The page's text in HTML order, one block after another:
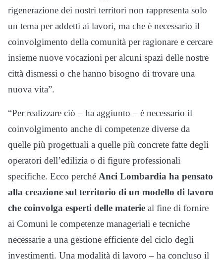
rigenerazione dei nostri territori non rappresenta solo
un tema per addetti ai lavori, ma che è necessario il
coinvolgimento della comunità per ragionare e cercare
insieme nuove vocazioni per alcuni spazi delle nostre
città dismessi o che hanno bisogno di trovare una
nuova vita”.
“Per realizzare ciò – ha aggiunto – è necessario il
coinvolgimento anche di competenze diverse da
quelle più progettuali a quelle più concrete fatte degli
operatori dell’edilizia o di figure professionali
specifiche. Ecco perché Anci Lombardia ha pensato
alla creazione sul territorio di un modello di lavoro
che coinvolga esperti delle materie al fine di fornire
ai Comuni le competenze manageriali e tecniche
necessarie a una gestione efficiente del ciclo degli
investimenti. Una modalità di lavoro – ha concluso il